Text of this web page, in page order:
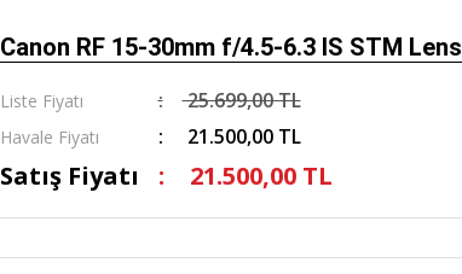
Canon RF 15-30mm f/4.5-6.3 IS STM Lens
Liste Fiyatı 25.699,00 TL
Havale Fiyatı 21.500,00 TL
Satış Fiyatı 21.500,00 TL